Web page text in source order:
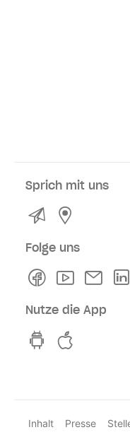
Sprich mit uns
Kontakt
Folge uns
FacebookYoutube
Nutze die App
hvv switch
Inhalt Presse